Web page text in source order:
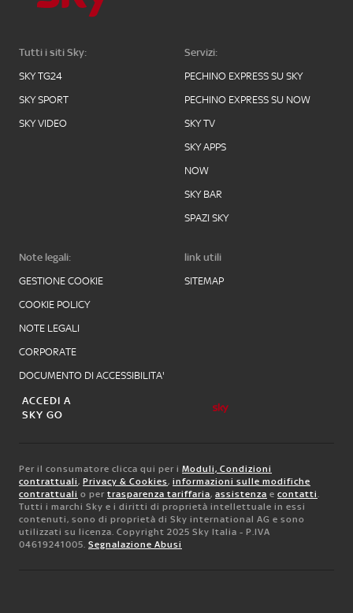
Tutti i siti Sky:
SKY TG24
SKY SPORT
SKY VIDEO
Servizi:
PECHINO EXPRESS SU SKY
PECHINO EXPRESS SU NOW
SKY TV
SKY APPS
NOW
SKY BAR
SPAZI SKY
Note legali:
GESTIONE COOKIE
COOKIE POLICY
NOTE LEGALI
CORPORATE
DOCUMENTO DI ACCESSIBILITA'
link utili
SITEMAP
ACCEDI A
SKY GO
Per il consumatore clicca qui per i Moduli, Condizioni
contrattuali, Privacy & Cookies, informazioni sulle modifiche
contrattuali o per trasparenza tariffaria, assistenza e contatti.
Tutti i marchi Sky e i diritti di proprietà intellettuale in essi
contenuti, sono di proprietà di Sky international AG e sono
utilizzati su licenza. Copyright 2025 Sky Italia - P.IVA
04619241005. Segnalazione Abusi